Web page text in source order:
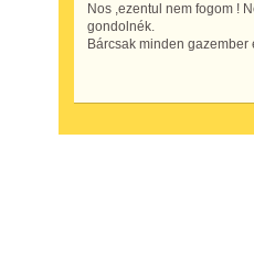
Nos ,ezentul nem fogom !
gondolnék.
Bárcsak minden